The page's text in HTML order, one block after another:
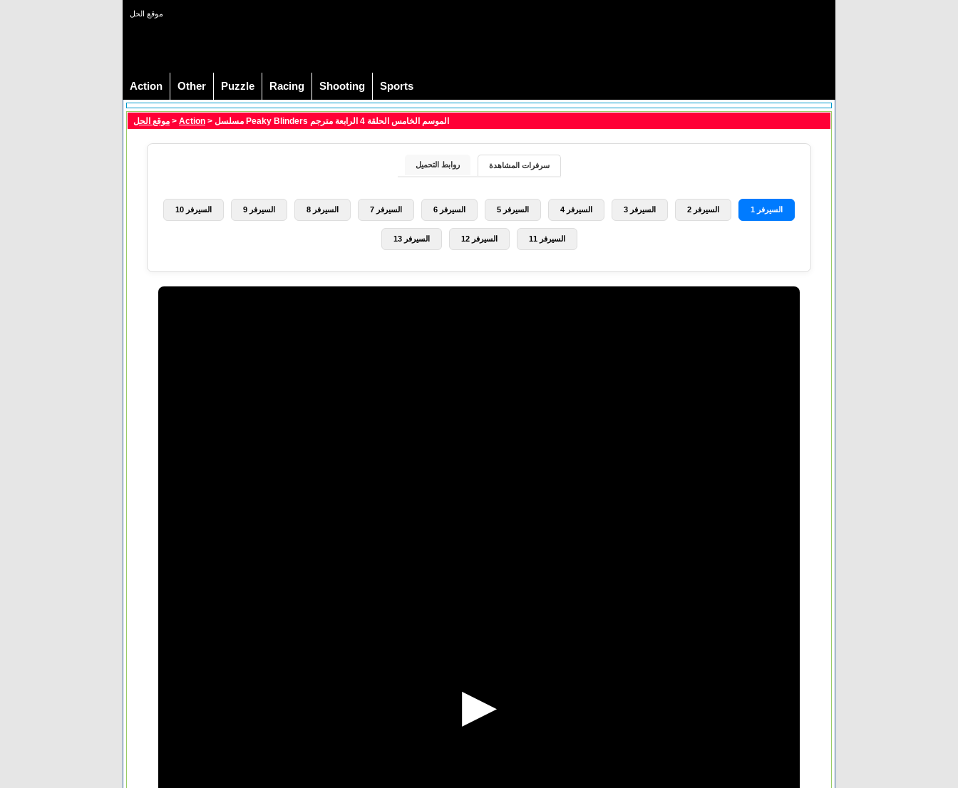
موقع الحل
Action Other Puzzle Racing Shooting Sports
موقع الحل > Action > مسلسل Peaky Blinders الموسم الخامس الحلقة 4 الرابعة مترجم
سرفرات المشاهدة روابط التحميل
السيرفر 1 السيرفر 2 السيرفر 3 السيرفر 4 السيرفر 5 السيرفر 6 السيرفر 7 السيرفر 8 السيرفر 9 السيرفر 10
السيرفر 11 السيرفر 12 السيرفر 13